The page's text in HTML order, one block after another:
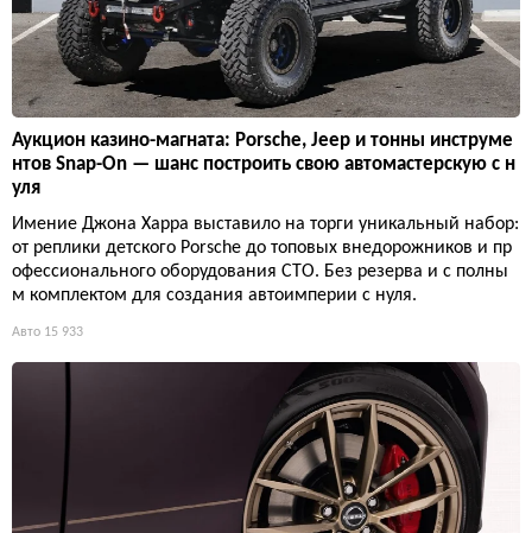
Аукцион казино-магната: Porsche, Jeep и тонны инструме
нтов Snap-On — шанс построить свою автомастерскую с н
уля
Имение Джона Харра выставило на торги уникальный набор:
от реплики детского Porsche до топовых внедорожников и пр
офессионального оборудования СТО. Без резерва и с полны
м комплектом для создания автоимперии с нуля.
Авто 15 933